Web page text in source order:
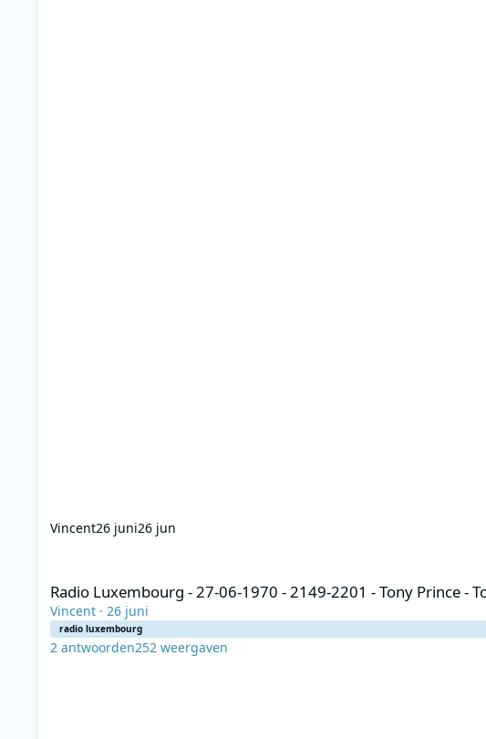
Vincent26 juni26 jun
Radio Luxembourg - 27-06-1970 - 2149-2201 - Tony Prince -
Vincent · 26 juni
radio luxembourg
2 antwoorden252 weergaven